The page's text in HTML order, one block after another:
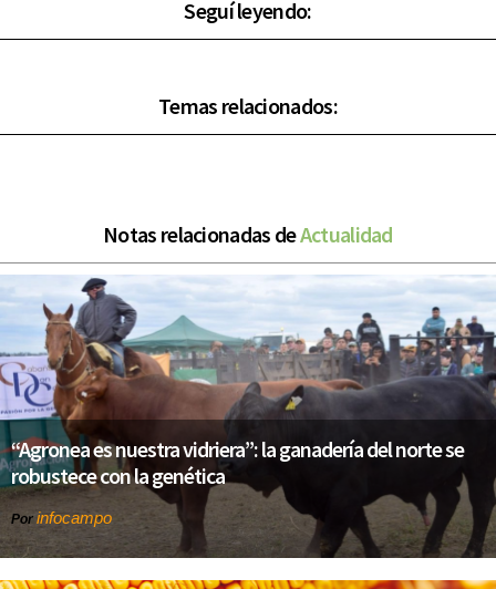
Seguí leyendo:
Temas relacionados:
Notas relacionadas deActualidad
“Agronea es nuestra vidriera”: la ganadería del norte se
robustece con la genética
Por infocampo